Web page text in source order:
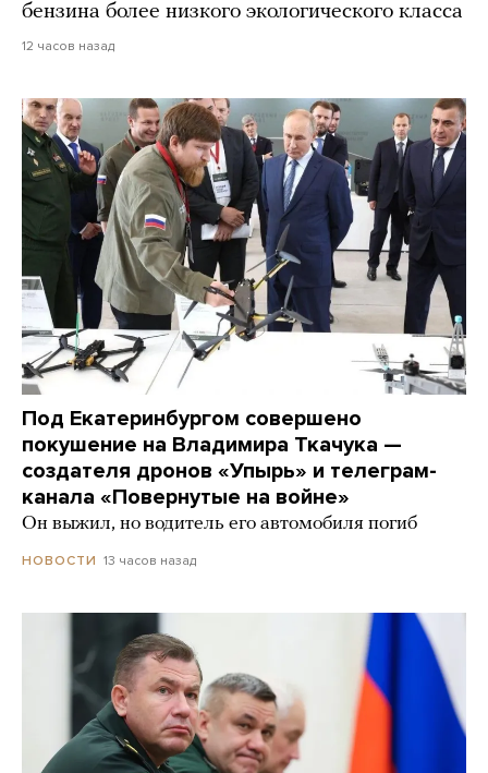
бензина более низкого экологического класса
12 часов назад
Под Екатеринбургом совершено
покушение на Владимира Ткачука —
создателя дронов «Упырь» и телеграм-
канала «Повернутые на войне»
Он выжил, но водитель его автомобиля погиб
НОВОСТИ 13 часов назад